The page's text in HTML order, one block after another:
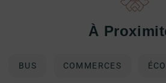
À
BUS COMMERCES